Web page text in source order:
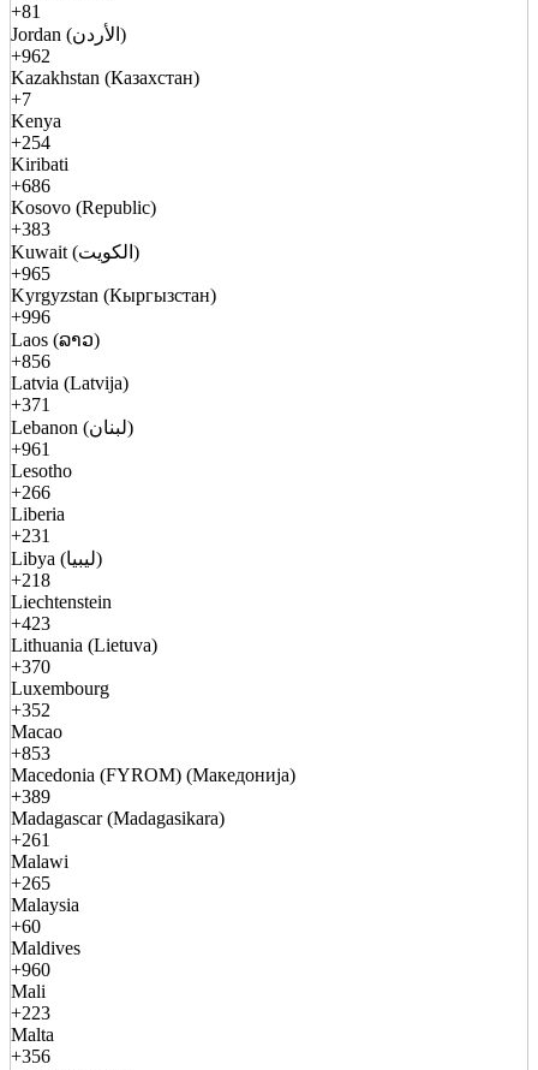
+81
Jordan (الأردن)
+962
Kazakhstan (Казахстан)
+7
Kenya
+254
Kiribati
+686
Kosovo (Republic)
+383
Kuwait (الكويت)
+965
Kyrgyzstan (Кыргызстан)
+996
Laos (ລາວ)
+856
Latvia (Latvija)
+371
Lebanon (لبنان)
+961
Lesotho
+266
Liberia
+231
Libya (ليبيا)
+218
Liechtenstein
+423
Lithuania (Lietuva)
+370
Luxembourg
+352
Macao
+853
Macedonia (FYROM) (Македонија)
+389
Madagascar (Madagasikara)
+261
Malawi
+265
Malaysia
+60
Maldives
+960
Mali
+223
Malta
+356